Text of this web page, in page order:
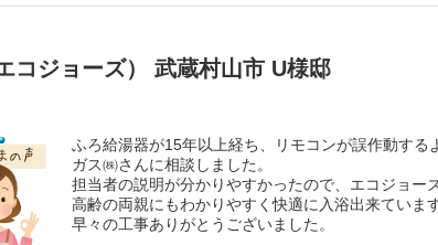
コジョーズ） 武蔵村山市 U様邸
ふろ給湯器が15年以上経ち、リモコンが誤作動する
ガス㈱さんに相談しました。
担当者の説明が分かりやすかったので、エコジョー
高齢の両親にもわかりやすく快適に入浴出来ています
早々の工事ありがとうございました。